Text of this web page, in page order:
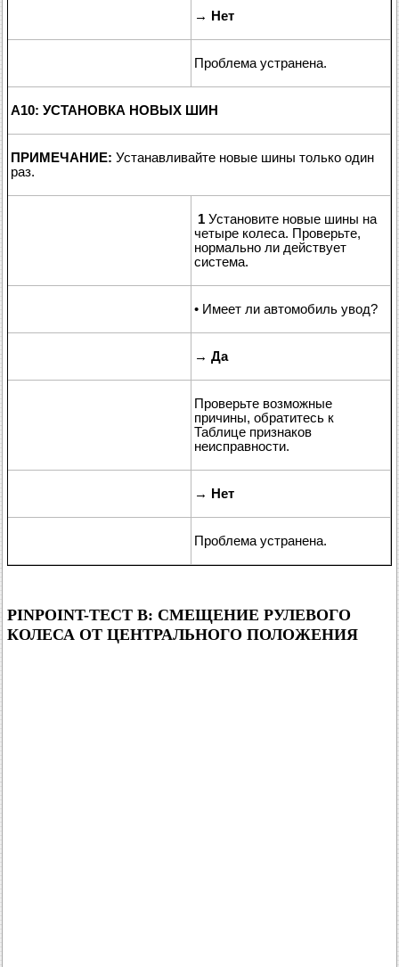
→ Нет
Проблема устранена.
A10: УСТАНОВКА НОВЫХ ШИН
ПРИМЕЧАНИЕ: Устанавливайте новые шины только один
раз.
1 Установите новые шины на
четыре колеса. Проверьте,
нормально ли действует
система.
• Имеет ли автомобиль увод?
→ Да
Проверьте возможные
причины, обратитесь к
Таблице признаков
неисправности.
→ Нет
Проблема устранена.
PINPOINT-ТЕСТ B: СМЕЩЕНИЕ РУЛЕВОГО
КОЛЕСА ОТ ЦЕНТРАЛЬНОГО ПОЛОЖЕНИЯ